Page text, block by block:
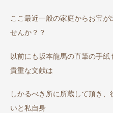
ここ最近一般の家庭からお宝
せんか？？
以前にも坂本龍馬の直筆の手
貴重な文献は
しかるべき所に所蔵して頂き
いと私自身